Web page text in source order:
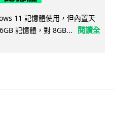
11 記憶體使用，但內置天
記憶體，對 8GB...
閱讀全